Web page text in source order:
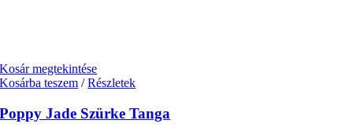
Kosár megtekintése
Kosárba teszem / Részletek
Poppy Jade Szürke Tanga